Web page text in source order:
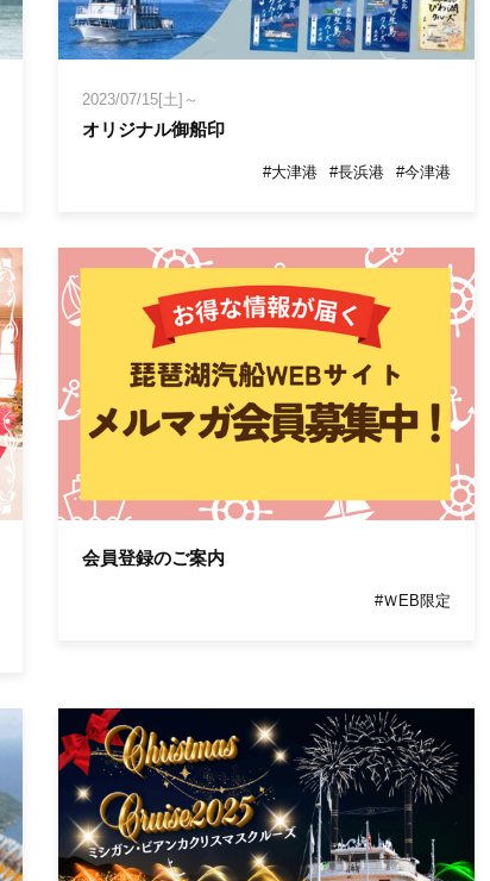
2023/07/15[土]～
オリジナル御船印
#大津港 #長浜港 #今津港
会員登録のご案内
#ＷEB限定